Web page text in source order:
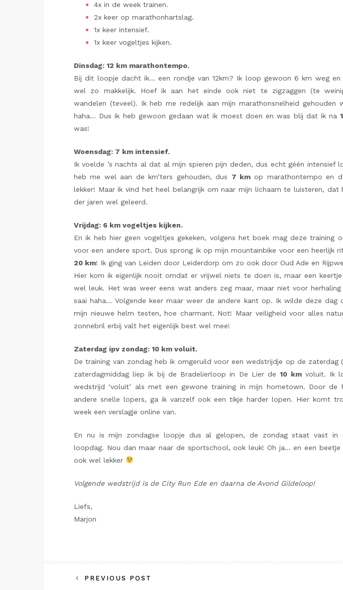
4x in de week trainen.
2x keer op marathonhartslag.
1x keer intensief.
1x keer vogeltjes kijken.
Dinsdag: 12 km marathontempo.
Bij dit loopje dacht ik… een rondje van 12km? Ik loop gewoon 6 km weg en
wel zo makkelijk. Hoef ik aan het einde ook niet te zigzaggen (te
wandelen (teveel). Ik heb me redelijk aan mijn marathonsnelheid gehouden
haha… Dus ik heb gewoon gedaan wat ik moest doen en was blij dat ik na
was!
Woensdag: 7 km intensief.
Ik voelde ’s nachts al dat al mijn spieren pijn deden, dus echt géén intensief
heb me wel aan de km’ters gehouden, dus 7 kmop marathontempo en
lekker! Maar ik vind het heel belangrijk om naar mijn lichaam te luisteren, dat
der jaren wel geleerd.
Vrijdag: 6 km vogeltjes kijken.
En ik heb hier geen vogeltjes gekeken, volgens het boek mag deze training
voor een andere sport. Dus sprong ik op mijn mountainbike voor een heerlijk
20 km! Ik ging van Leiden door Leiderdorp om zo ook door Oud Ade en
Hier kom ik eigenlijk nooit omdat er vrijwel niets te doen is, maar een
wel leuk. Het was weer eens wat anders zeg maar, maar niet voor
saai haha… Volgende keer maar weer de andere kant op. Ik wilde deze dag
mijn nieuwe helm testen, hoe charmant. Not! Maar veiligheid voor alles
zonnebril erbij valt het eigenlijk best wel mee!
Zaterdag ipv zondag: 10 km voluit.
De training van zondag heb ik omgeruild voor een wedstrijdje op de zaterdag
zaterdagmiddag liep ik bij de Bradelierloop in De Lier de10 kmvoluit. Ik
wedstrijd ‘voluit’ als met een gewone training in mijn hometown. Door de
andere snelle lopers, ga ik vanzelf ook een tikje harder lopen. Hier komt
week een verslagje online van.
En nu is mijn zondagse loopje dus al gelopen, de zondag staat vast in
loopdag. Nou dan maar naar de sportschool, ook leuk! Oh ja… en een beetje
ook wel lekker
Volgende wedstrijd is de City Run Ede en daarna de Avond Gildeloop!
Liefs,
Marjon
Bericht
PREVIOUS POST